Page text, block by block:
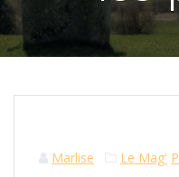
Marlise Le Mag'